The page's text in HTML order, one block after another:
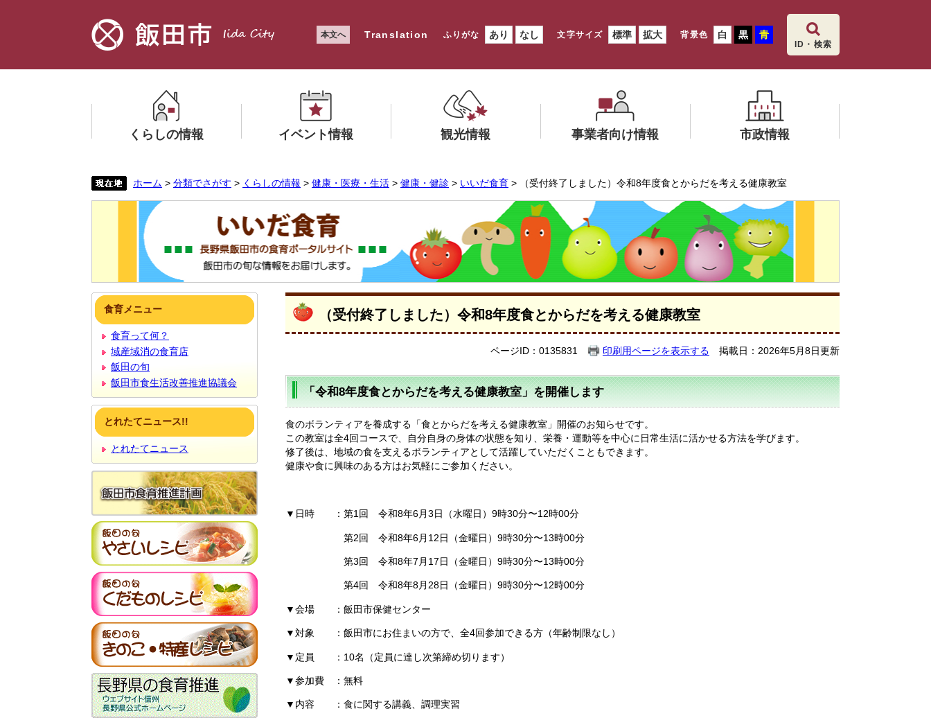
本文へ Translation ふりがな あり なし 文字サイズ 標準 拡大 背景色 白 黒 青
ID・検索
くらしの情報
メ
ニ
ら
く
イベント情報
メ
ニ
ュ
ー
を
ひ
ら
く
観光情報
メ
ニ
を
ひ
ら
く
事業者向け情報
メ
ニ
ュ
ー
を
ひ
ら
く
市政情報
メ
ニ
ー
を
ら
く
ホーム > 分類でさがす > くらしの情報 > 健康・医療・生活 > 健康・健診 > いいだ食育 > （受付終了しました）令和8年度食とからだを考える健康教室
本
文
（受付終了しました）令和8年度食とからだを考える健康教室
ページID：0135831 印刷用ページを表示する 掲載日：2026年5月8日更新
「令和8年度食とからだを考える健康教室」を開催します
食のボランティアを養成する「食とからだを考える健康教室」開催のお知らせです。
この教室は全4回コースで、自分自身の身体の状態を知り、栄養・運動等を中心に日常生活に活かせる方法を学びます。
修了後は、地域の食を支えるボランティアとして活躍していただくこともできます。
健康や食に興味のある方はお気軽にご参加ください。
▼日時 ：第1回 令和8年6月3日（水曜日）9時30分〜12時00分
第2回 令和8年6月12日（金曜日）9時30分〜13時00分
第3回 令和8年7月17日（金曜日）9時30分〜13時00分
第4回 令和8年8月28日（金曜日）9時30分〜12時00分
▼会場 ：飯田市保健センター
▼対象 ：飯田市にお住まいの方で、全4回参加できる方（年齢制限なし）
▼定員 ：10名（定員に達し次第締め切ります）
▼参加費 ：無料
▼内容 ：食に関する講義、調理実習
食育メニュー
食育って何？
域産域消の食育店
飯田の旬
飯田市食生活改善推進協議会
とれたてニュース!!
とれたてニュース